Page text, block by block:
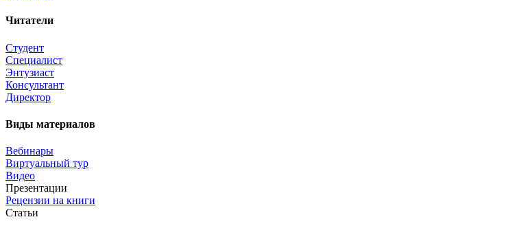
Читатели
Студент
Специалист
Энтузиаст
Консультант
Директор
Виды материалов
Вебинары
Виртуальный тур
Видео
Презентации
Рецензии на книги
Статьи